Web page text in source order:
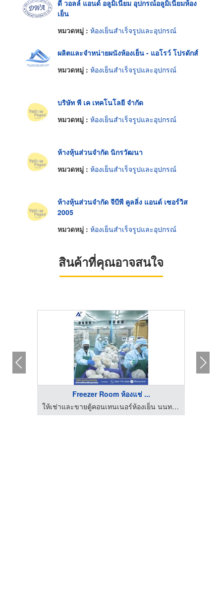
ดี วอลล์ แอนด์ อลูมิเนียม อุปกรณ์อลูมิเนียมห้อง
เย็น
หมวดหมู่ : ห้องเย็นสำเร็จรูปและอุปกรณ์
ผลิตและจำหน่ายผนังห้องเย็น - แอโรว์ โปรดักส์
หมวดหมู่ : ห้องเย็นสำเร็จรูปและอุปกรณ์
บริษัท พี เค เทคโนโลยี จำกัด
หมวดหมู่ : ห้องเย็นสำเร็จรูปและอุปกรณ์
ห้างหุ้นส่วนจำกัด นิกรวัฒนา
หมวดหมู่ : ห้องเย็นสำเร็จรูปและอุปกรณ์
ห้างหุ้นส่วนจำกัด จีบีพี คูลลิ่ง แอนด์ เซอร์วิส
2005
หมวดหมู่ : ห้องเย็นสำเร็จรูปและอุปกรณ์
สินค้าที่คุณอาจสนใจ
Freezer Room ห้องแช่ ...
ให้เช่าและขายตู้คอนเทนเนอร์ห้องเย็น นนทบุรี